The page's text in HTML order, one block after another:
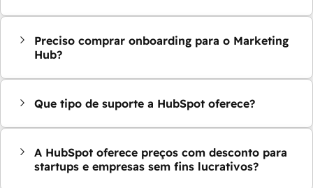
Preciso comprar onboarding para o Marketing
Hub?
Que tipo de suporte a HubSpot oferece?
A HubSpot oferece preços com desconto para
startups e empresas sem fins lucrativos?